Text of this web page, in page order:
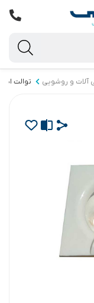
آلات و روشویی توالت